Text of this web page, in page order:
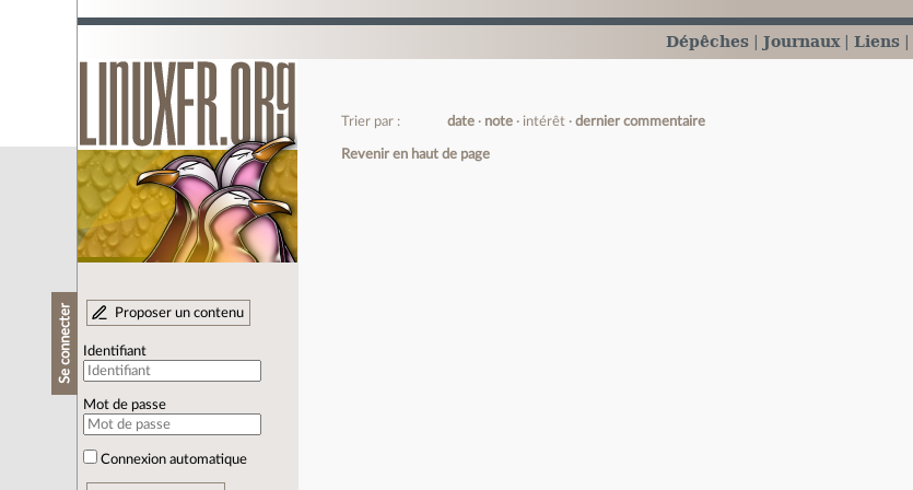
Dépêches Journaux Liens
Se connecter Proposer un contenu
Identifiant
Mot de passe
Connexion automatique
Trier par : date note intérêt dernier commentaire
Revenir en haut de page